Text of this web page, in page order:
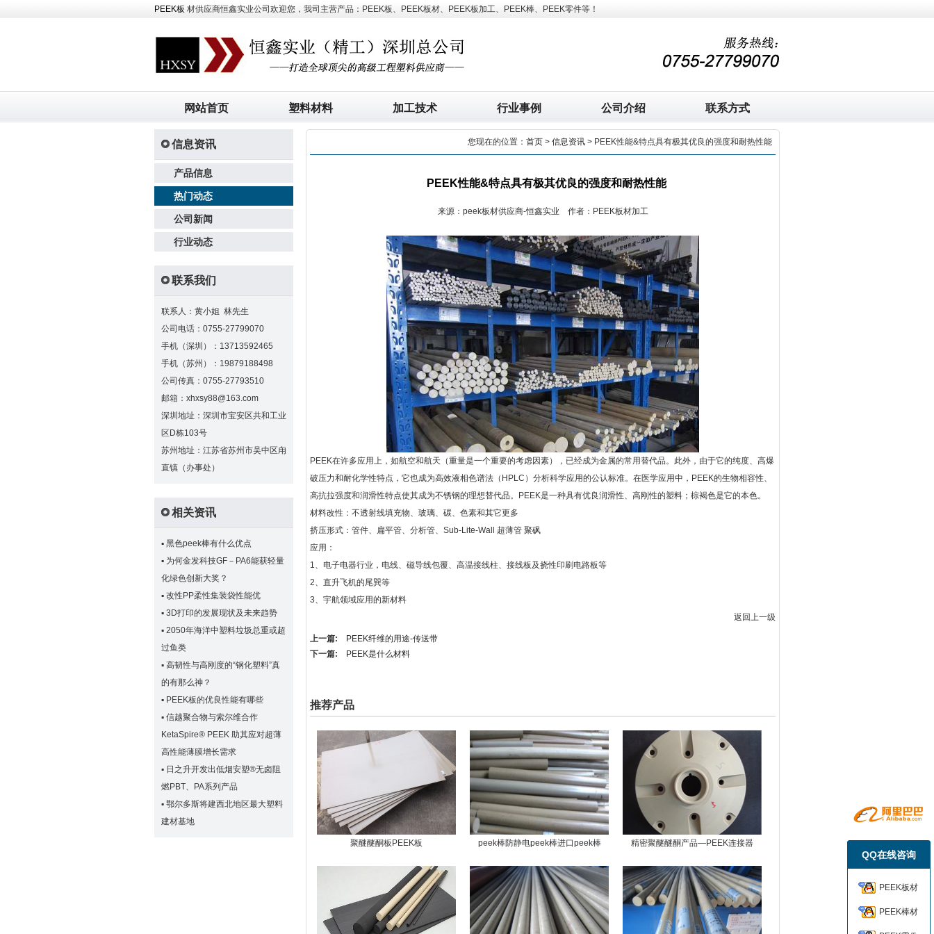
PEEK板 材供应商恒鑫实业公司欢迎您，我司主营产品：PEEK板、PEEK板材、PEEK板加工、PEEK棒、PEEK零件等！
网站首页 塑料材料 加工技术 行业事例 公司介绍 联系方式
信息资讯
产品信息
热门动态
公司新闻
行业动态
联系我们
联系人：黄小姐 林先生
公司电话：0755-27799070
手机（深圳）：13713592465
手机（苏州）：19879188498
公司传真：0755-27793510
邮箱：xhxsy88@163.com
深圳地址：深圳市宝安区共和工业
区D栋103号
苏州地址：江苏省苏州市吴中区甪
直镇（办事处）
相关资讯
▪ 黑色peek棒有什么优点
▪ 为何金发科技GF－PA6能获轻量
化绿色创新大奖？
▪ 改性PP柔性集装袋性能优
▪ 3D打印的发展现状及未来趋势
▪ 2050年海洋中塑料垃圾总重或超
过鱼类
▪ 高韧性与高刚度的“钢化塑料”真
的有那么神？
▪ PEEK板的优良性能有哪些
▪ 信越聚合物与索尔维合作
KetaSpire® PEEK 助其应对超薄
高性能薄膜增长需求
▪ 日之升开发出低烟安塑®无卤阻
燃PBT、PA系列产品
▪ 鄂尔多斯将建西北地区最大塑料
建材基地
您现在的位置： 首页 > 信息资讯 > PEEK性能&特点具有极其优良的强度和耐热性能
PEEK性能&特点具有极其优良的强度和耐热性能
来源：peek板材供应商-恒鑫实业 作者：PEEK板材加工
PEEK在许多应用上，如航空和航天（重量是一个重要的考虑因素），已经成为金属的常用替代品。此外，由于它的纯度、高爆
破压力和耐化学性特点，它也成为高效液相色谱法（HPLC）分析科学应用的公认标准。在医学应用中，PEEK的生物相容性、
高抗拉强度和润滑性特点使其成为不锈钢的理想替代品。PEEK是一种具有优良润滑性、高刚性的塑料；棕褐色是它的本色。
材料改性：不透射线填充物、玻璃、碳、色素和其它更多
挤压形式：管件、扁平管、分析管、Sub-Lite-Wall 超薄管 聚砜
应用：
1、电子电器行业，电线、磁导线包覆、高温接线柱、接线板及挠性印刷电路板等
2、直升飞机的尾巽等
3、宇航领域应用的新材料
返回上一级
上一篇:
PEEK纤维的用途-传送带
下一篇:
PEEK是什么材料
推荐产品
聚醚醚酮板PEEK板 peek棒防静电peek棒进口peek棒 精密聚醚醚酮产品—PEEK连接器
QQ在线咨询
PEEK板材
PEEK棒材